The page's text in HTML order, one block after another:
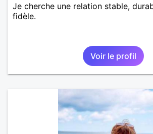
Je cherche une relation stable,
fidèle.
Voir le profil